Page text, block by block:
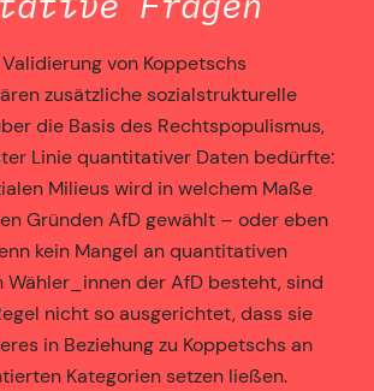
von Koppetschs
zusätzliche sozialstrukturelle
die Basis des Rechtspopulismus,
Linie quantitativer Daten bedürfte:
Milieus wird in welchem Maße
Gründen AfD gewählt – oder eben
kein Mangel an quantitativen
Wähler_innen der AfD besteht, sind
nicht so ausgerichtet, dass sie
in Beziehung zu Koppetschs an
Kategorien setzen ließen.